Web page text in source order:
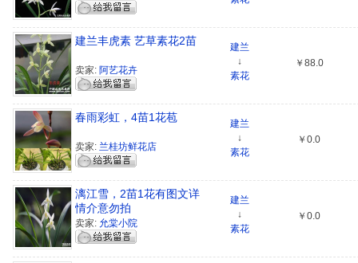
建兰丰虎素 艺草素花2苗
卖家: 阿艺花卉
建兰
↓
素花
￥88.0
春雨彩虹，4苗1花苞
卖家: 兰桂坊鲜花店
建兰
↓
素花
￥0.0
漓江雪，2苗1花有图文详
情介意勿拍
卖家: 允棠小院
建兰
↓
素花
￥0.0